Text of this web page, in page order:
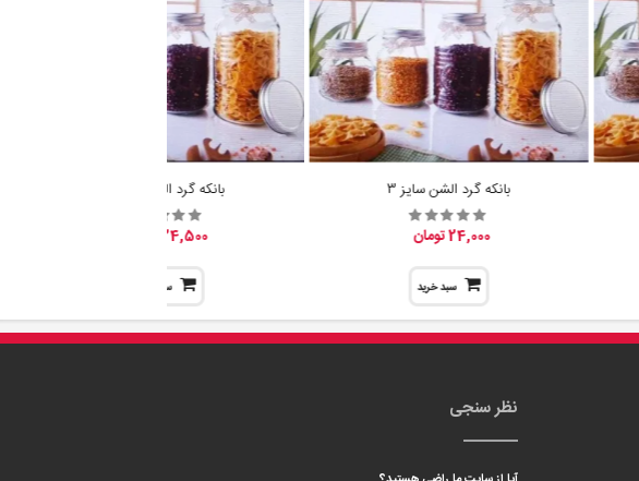
بانکه گرد الشن سایز 3
24,000 تومان
سبد خرید
بانکه گرد الشن سایز 2
24,500 تومان
سبد خرید
نظر سنجی